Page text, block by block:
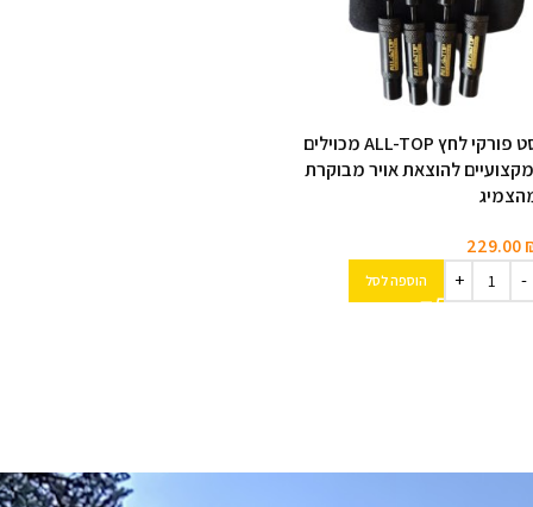
סט פורקי לחץ ALL-TOP מכוילים
להוצאת אויר מבוקרת
229.00
הוספה לסל